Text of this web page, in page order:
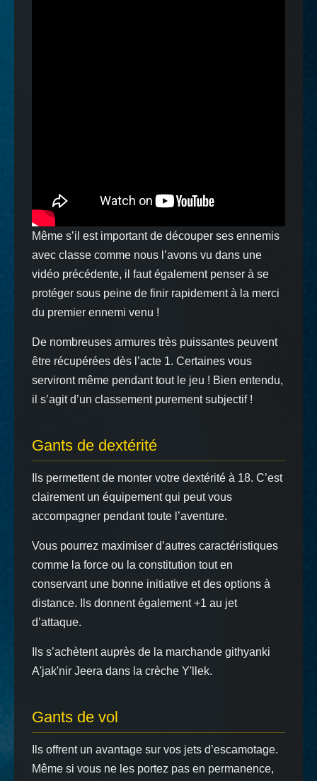
Même s’il est important de découper ses ennemis
avec classe comme nous l’avons vu dans une
vidéo précédente, il faut également penser à se
protéger sous peine de finir rapidement à la merci
du premier ennemi venu !
De nombreuses armures très puissantes peuvent
être récupérées dès l’acte 1. Certaines vous
serviront même pendant tout le jeu ! Bien entendu,
il s’agit d’un classement purement subjectif !
Gants de dextérité
Ils permettent de monter votre dextérité à 18. C’est
clairement un équipement qui peut vous
accompagner pendant toute l’aventure.
Vous pourrez maximiser d’autres caractéristiques
comme la force ou la constitution tout en
conservant une bonne initiative et des options à
distance. Ils donnent également +1 au jet
d’attaque.
Ils s’achètent auprès de la marchande githyanki
A'jak'nir Jeera dans la crèche Y'llek.
Gants de vol
Ils offrent un avantage sur vos jets d’escamotage.
Même si vous ne les portez pas en permanence,